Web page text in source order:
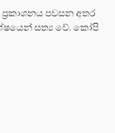
ප්‍රකාශනය පවසන අතර
සත්‍ය වේ. කෝපි